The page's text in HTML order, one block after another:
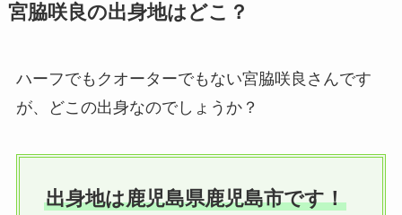
宮脇咲良の出身地はどこ？
ハーフでもクオーターでもない宮脇咲良さんです
が、どこの出身なのでしょうか？
出身地は鹿児島県鹿児島市です！